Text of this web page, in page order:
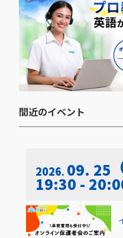
間近のイベント​
2026 09. 25
19:30 -